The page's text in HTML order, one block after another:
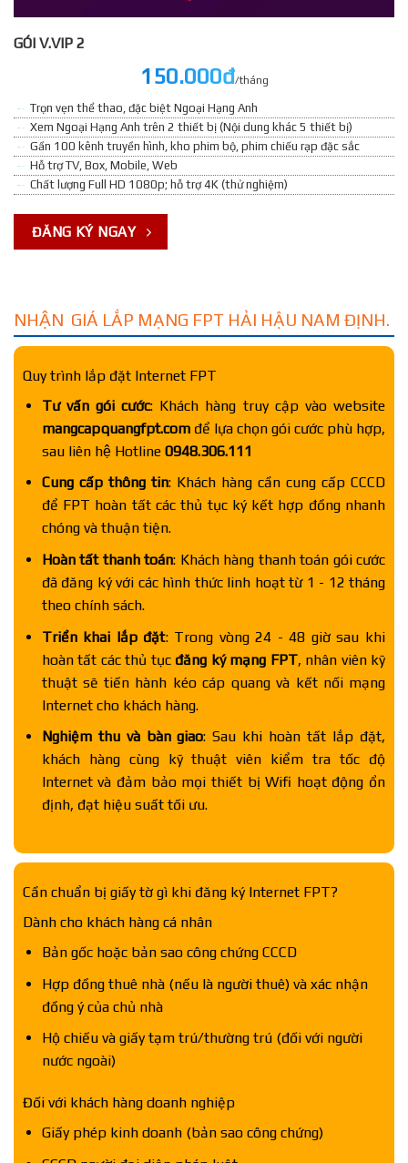
GÓI V.VIP 2
150.000đ/tháng
Trọn vẹn thể thao, đặc biệt Ngoại Hạng Anh
Xem Ngoại Hạng Anh trên 2 thiết bị (Nội dung khác 5 thiết bị)
Gần 100 kênh truyền hình, kho phim bộ, phim chiếu rạp đặc sắc
Hỗ trợ TV, Box, Mobile, Web
Chất lượng Full HD 1080p; hỗ trợ 4K (thử nghiệm)
ĐĂNG KÝ NGAY
NHẬN GIÁ LẮP MẠNG FPT HẢI HẬU NAM ĐỊNH.
Quy trình lắp đặt Internet FPT
Tư vấn gói cước: Khách hàng truy cập vào website
mangcapquangfpt.comđể lựa chọn gói cước phù hợp,
sau liên hệ Hotline 0948.306.111
Cung cấp thông tin: Khách hàng cần cung cấp CCCD
để FPT hoàn tất các thủ tục ký kết hợp đồng nhanh
chóng và thuận tiện.
Hoàn tất thanh toán: Khách hàng thanh toán gói cước
đã đăng ký với các hình thức linh hoạt từ 1 - 12 tháng
theo chính sách.
Triển khai lắp đặt: Trong vòng 24 - 48 giờ sau khi
hoàn tất các thủ tục đăng ký mạng FPT, nhân viên kỹ
thuật sẽ tiến hành kéo cáp quang và kết nối mạng
Internet cho khách hàng.
Nghiệm thu và bàn giao: Sau khi hoàn tất lắp đặt,
khách hàng cùng kỹ thuật viên kiểm tra tốc độ
Internet và đảm bảo mọi thiết bị Wifi hoạt động ổn
định, đạt hiệu suất tối ưu.
Cần chuẩn bị giấy tờ gì khi đăng ký Internet FPT?
Dành cho khách hàng cá nhân
Bản gốc hoặc bản sao công chứng CCCD
Hợp đồng thuê nhà (nếu là người thuê) và xác nhận
đồng ý của chủ nhà
Hộ chiếu và giấy tạm trú/thường trú (đối với người
nước ngoài)
Đối với khách hàng doanh nghiệp
Giấy phép kinh doanh (bản sao công chứng)